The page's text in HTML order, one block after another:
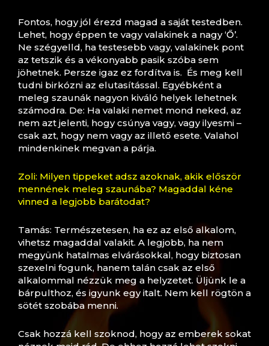
Fontos, hogy jól érezd magad a saját testedben.
Lehet, hogy éppen te vagy valakinek a nagy ‘Ő’.
Ne szégyelld, ha testesebb vagy, valakinek pont
az tetszik és a vékonyabb pasik szóba sem
jöhetnek. Persze igaz ez fordítva is. És meg kell
tudni birkózni az elutasítással. Egyébként a
meleg szaunák nagyon kiváló helyek lehetnek
számodra. De: Ha valaki nemet mond neked, az
nem azt jelenti, hogy csúnya vagy, vagy ilyesmi –
csak azt, hogy nem vagy az illető esete. Valahol
mindenkinek megvan a párja.
Zoli: Milyen tippeket adsz azoknak, akik először
mennének meleg szaunába? Magaddal kéne
vinned a legjobb barátodat?
Tamás: Természetesen, ha ez az első alkalom,
vihetsz magaddal valakit. A legjobb, ha nem
megyünk hatalmas elvárásokkal, hogy biztosan
szexelni fogunk, hanem talán csak az első
alkalommal nézzük meg a helyzetet. Üljünk le a
bárpulthoz, és igyunk egy italt. Nem kell rögtön a
sötét szobába menni.
Csak hozzá kell szoknod, hogy az emberek sokat